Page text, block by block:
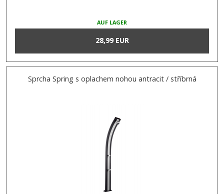
AUF LAGER
28,99 EUR
Sprcha Spring s oplachem nohou antracit / stříbrná